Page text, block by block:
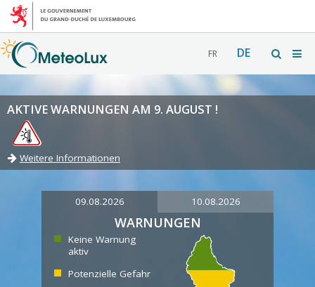
FR DE
AKTIVE WARNUNGEN AM 9. AUGUST !
Weitere Informationen
09.08.2026 10.08.2026
WARNUNGEN
Keine Warnung
aktiv
Potenzielle Gefahr